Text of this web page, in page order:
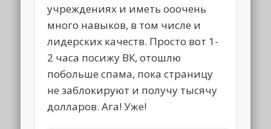
учреждениях и иметь ооочень
много навыков, в том числе и
лидерских качеств. Просто вот 1-
2 часа посижу ВК, отошлю
побольше спама, пока страницу
не заблокируют и получу тысячу
долларов. Ага! Уже!